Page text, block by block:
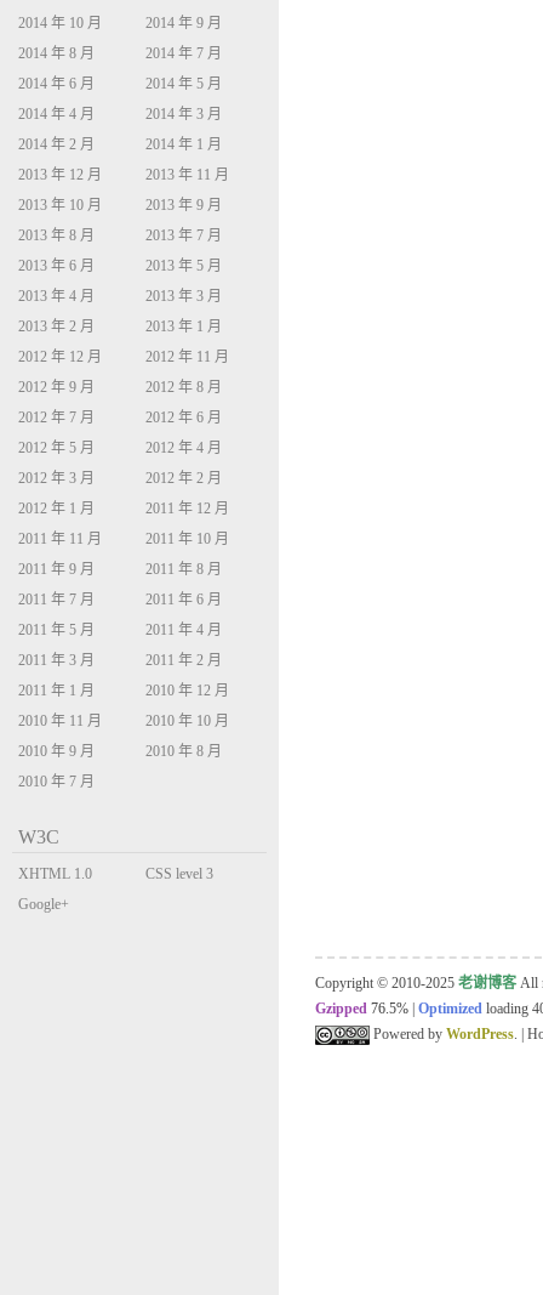
2014 年 10 月
2014 年 9 月
2014 年 8 月
2014 年 7 月
2014 年 6 月
2014 年 5 月
2014 年 4 月
2014 年 3 月
2014 年 2 月
2014 年 1 月
2013 年 12 月
2013 年 11 月
2013 年 10 月
2013 年 9 月
2013 年 8 月
2013 年 7 月
2013 年 6 月
2013 年 5 月
2013 年 4 月
2013 年 3 月
2013 年 2 月
2013 年 1 月
2012 年 12 月
2012 年 11 月
2012 年 9 月
2012 年 8 月
2012 年 7 月
2012 年 6 月
2012 年 5 月
2012 年 4 月
2012 年 3 月
2012 年 2 月
2012 年 1 月
2011 年 12 月
2011 年 11 月
2011 年 10 月
2011 年 9 月
2011 年 8 月
2011 年 7 月
2011 年 6 月
2011 年 5 月
2011 年 4 月
2011 年 3 月
2011 年 2 月
2011 年 1 月
2010 年 12 月
2010 年 11 月
2010 年 10 月
2010 年 9 月
2010 年 8 月
2010 年 7 月
W3C
XHTML 1.0
Transitional
CSS level 3
Google+
Copyright © 2010-2025 老谢博客 All
Gzipped 76.5% Optimized loading
Powered by WordPress. |